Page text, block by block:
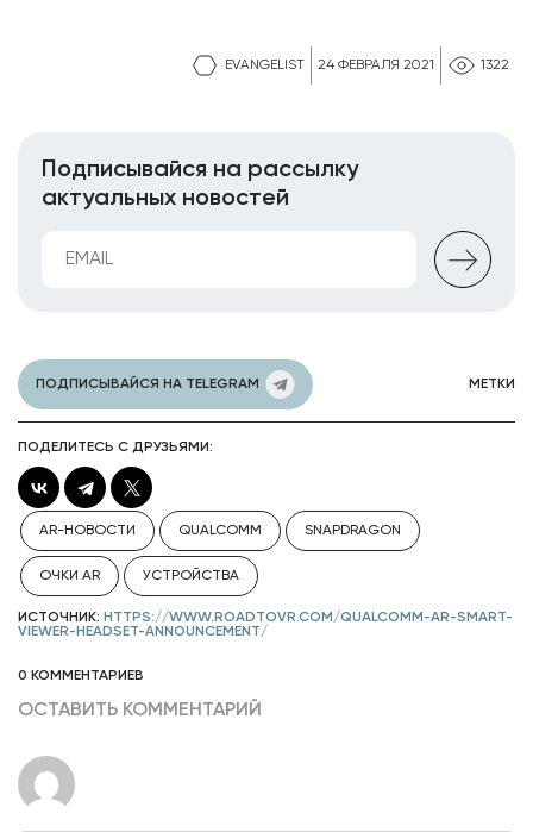
EVANGELIST 24 ФЕВРАЛЯ 2021 1322
Подписывайся на рассылку
актуальных новостей
ПОДПИСЫВАЙСЯ НА TELEGRAM МЕТКИ
ПОДЕЛИТЕСЬ С ДРУЗЬЯМИ:
AR-НОВОСТИ QUALCOMM SNAPDRAGON
ОЧКИ AR УСТРОЙСТВА
ИСТОЧНИК: HTTPS://WWW.ROADTOVR.COM/QUALCOMM-AR-SMART-
VIEWER-HEADSET-ANNOUNCEMENT/
0 КОММЕНТАРИЕВ
ОСТАВИТЬ КОММЕНТАРИЙ